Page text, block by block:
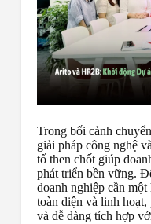
Trong bối cảnh
giải pháp công nghệ
tố then chốt giúp
phát triển bền vững.
doanh nghiệp cần một
toàn diện và linh
và dễ dàng tích hợp